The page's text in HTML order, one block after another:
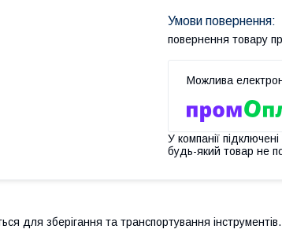
повернення товару
У компанії
будь-який товар не
для зберігання та транспортування інструментів.